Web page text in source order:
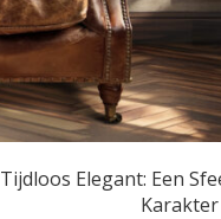
Tijdloos Elegant: Een
Karakter